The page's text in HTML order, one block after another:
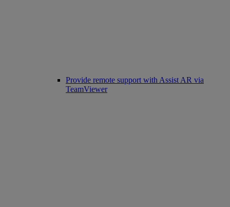
Provide remote support with Assist AR via
TeamViewer